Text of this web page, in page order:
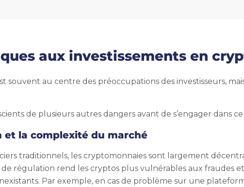
aux investissements en
souvent au centre des préoccupations des investisseurs,
de plusieurs autres dangers avant de s’engager dans
et la complexité du marché
traditionnels, les cryptomonnaies sont largement
de régulation rend les cryptos plus vulnérables aux fraudes
Par exemple, en cas de problème sur une